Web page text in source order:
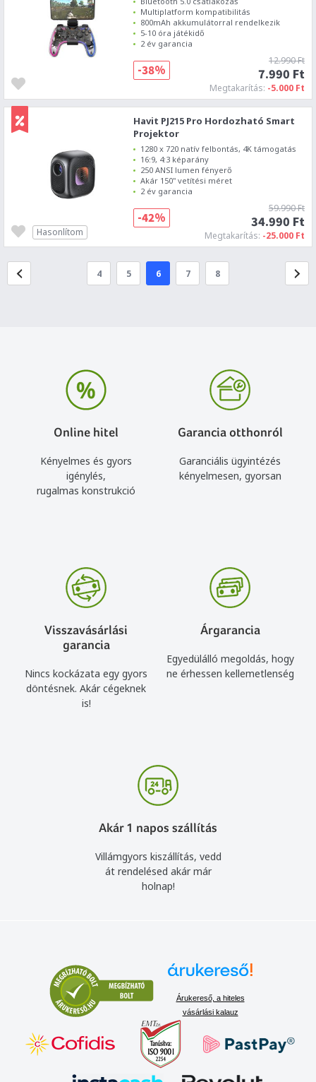
Multiplatform kompatibilitás
800mAh akkumulátorral rendelkezik
5-10 óra játékidő
2 év garancia
12.990 Ft
7.990 Ft
Megtakarítás: -5.000 Ft
-38%
Havit PJ215 Pro Hordozható Smart
Projektor
1280 x 720 natív felbontás, 4K támogatás
16:9, 4:3 képarány
250 ANSI lumen fényerő
Akár 150" vetítési méret
2 év garancia
59.990 Ft
34.990 Ft
Megtakarítás: -25.000 Ft
-42%
Hasonlítom
4 5 6 7 8
Online hitel
Kényelmes és gyors
igénylés,
rugalmas konstrukció
Garancia otthonról
Garanciális ügyintézés
kényelmesen, gyorsan
Visszavásárlási
garancia
Nincs kockázata egy gyors
döntésnek. Akár cégeknek
is!
Árgarancia
Egyedülálló megoldás, hogy
ne érhessen kellemetlenség
Akár 1 napos szállítás
Villámgyors kiszállítás, vedd
át rendelésed akár már
holnap!
Árukereső, a hiteles
vásárlási kalauz